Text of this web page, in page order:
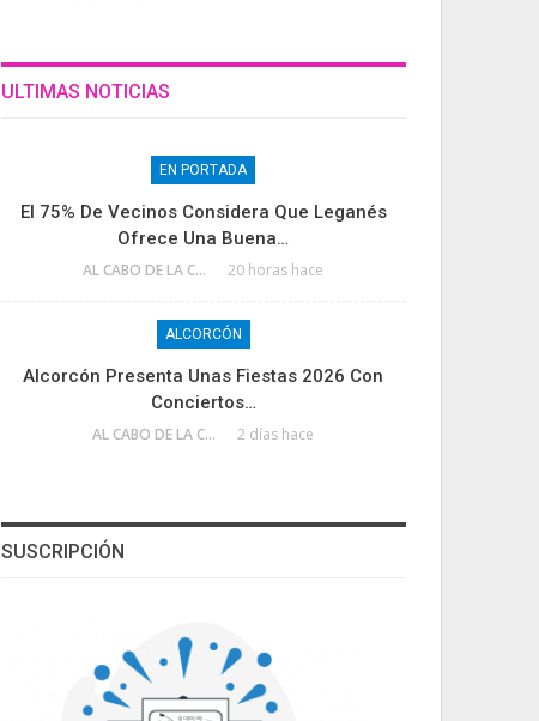
ULTIMAS NOTICIAS
EN PORTADA
El 75% De Vecinos Considera Que Leganés
Ofrece Una Buena…
AL CABO DE LA CALLE 20 horas hace
ALCORCÓN
Alcorcón Presenta Unas Fiestas 2026 Con
Conciertos…
AL CABO DE LA CALLE 2 días hace
SUSCRIPCIÓN